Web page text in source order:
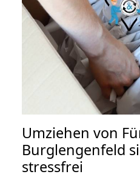
Umziehen von
Burglengenfeld
stressfrei